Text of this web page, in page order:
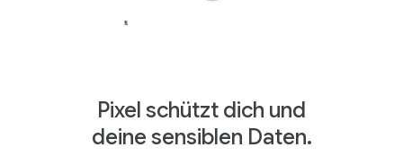
Pixel schützt dich und
deine sensiblen Daten.